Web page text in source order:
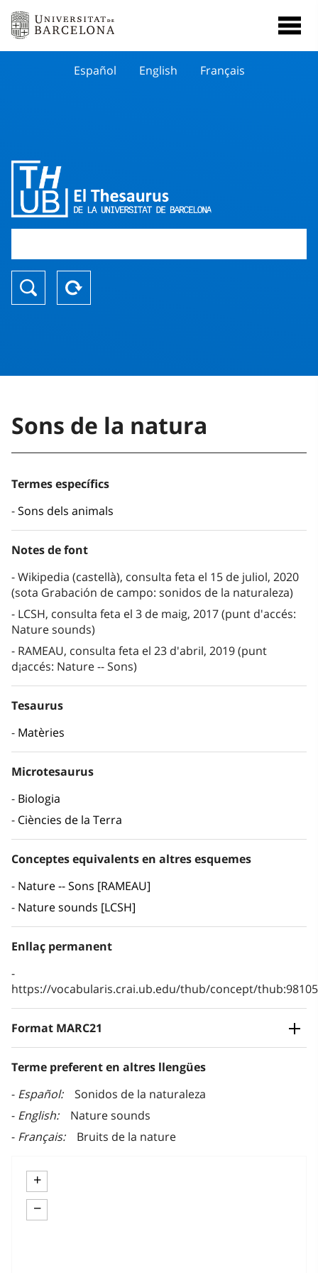
Español English Français
Sons de la natura
Termes específics
Sons dels animals
Notes de font
Wikipedia (castellà), consulta feta el 15 de juliol, 2020
(sota Grabación de campo: sonidos de la naturaleza)
LCSH, consulta feta el 3 de maig, 2017 (punt d'accés:
Nature sounds)
RAMEAU, consulta feta el 23 d'abril, 2019 (punt
d¡accés: Nature -- Sons)
Tesaurus
Matèries
Microtesaurus
Biologia
Ciències de la Terra
Conceptes equivalents en altres esquemes
Nature -- Sons [RAMEAU]
Nature sounds [LCSH]
Enllaç permanent
https://vocabularis.crai.ub.edu/thub/concept/
Format MARC21
Terme preferent en altres llengües
Español
Sonidos de la naturaleza
English
Nature sounds
Français
Bruits de la nature
+
−